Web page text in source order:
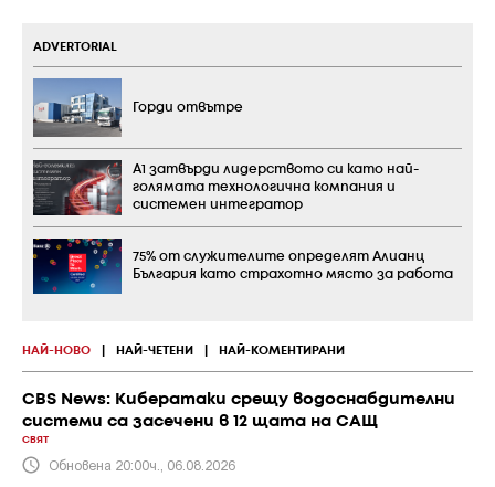
НАЙ-НОВО НАЙ-ЧЕТЕНИ НАЙ-КОМЕНТИРАНИ
CBS News: Кибератаки срещу водоснабдителни
системи са засечени в 12 щата на САЩ
СВЯТ
Обновена 20:00ч., 06.08.2026
ADVERTORIAL
Горди отвътре
А1 затвърди лидерството си като най-
голямата технологична компания и
системен интегратор
75% от служителите определят Алианц
България като страхотно място за работа